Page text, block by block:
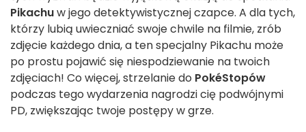
Pikachuw jego detektywistycznej czapce. A dla tych,
którzy lubią uwieczniać swoje chwile na filmie, zrób
zdjęcie każdego dnia, a ten specjalny Pikachu może
po prostu pojawić się niespodziewanie na twoich
zdjęciach! Co więcej, strzelanie do PokéStopów
podczas tego wydarzenia nagrodzi cię podwójnymi
PD, zwiększając twoje postępy w grze.